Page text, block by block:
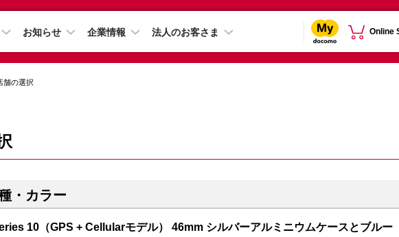
お知らせ 企業情報 法人のお客さま Online
舗の選択
・カラー
10（GPS + Cellularモデル） 46mm シルバーアルミニウムケースとブルー